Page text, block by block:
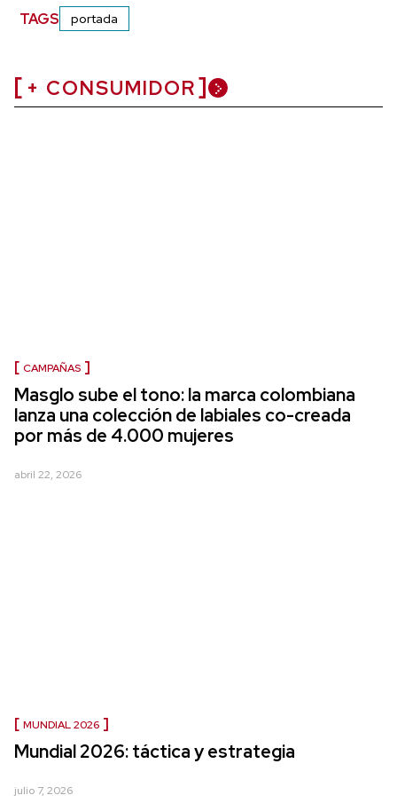
TAGS portada
+ CONSUMIDOR
CAMPAÑAS
Masglo sube el tono: la marca colombiana
lanza una colección de labiales co-creada
por más de 4.000 mujeres
abril 22, 2026
MUNDIAL 2026
Mundial 2026: táctica y estrategia
julio 7, 2026